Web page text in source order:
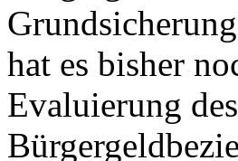
hat es bisher
Evaluierung